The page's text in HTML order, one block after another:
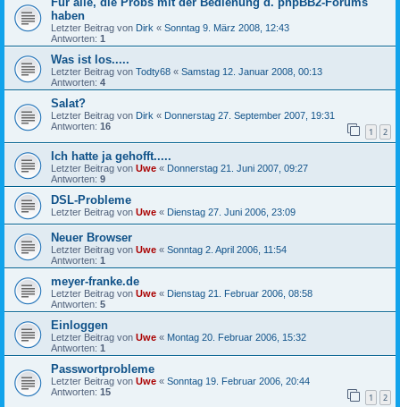
haben
Letzter Beitrag von Dirk « Sonntag 9. März 2008, 12:43
Antworten: 1
Was ist los.....
Letzter Beitrag von Todty68 « Samstag 12. Januar 2008, 00:13
Antworten: 4
Salat?
Letzter Beitrag von Dirk « Donnerstag 27. September 2007, 19:31
Antworten: 16 1 2
Ich hatte ja gehofft.....
Letzter Beitrag von Uwe « Donnerstag 21. Juni 2007, 09:27
Antworten: 9
DSL-Probleme
Letzter Beitrag von Uwe « Dienstag 27. Juni 2006, 23:09
Neuer Browser
Letzter Beitrag von Uwe « Sonntag 2. April 2006, 11:54
Antworten: 1
meyer-franke.de
Letzter Beitrag von Uwe « Dienstag 21. Februar 2006, 08:58
Antworten: 5
Einloggen
Letzter Beitrag von Uwe « Montag 20. Februar 2006, 15:32
Antworten: 1
Passwortprobleme
Letzter Beitrag von Uwe « Sonntag 19. Februar 2006, 20:44
Antworten: 15 1 2